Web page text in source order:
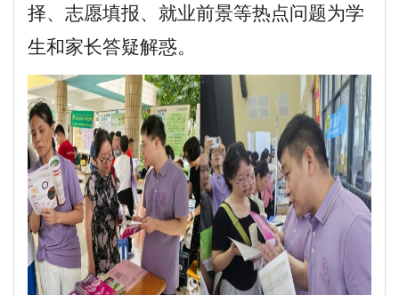
择、志愿填报、就业前景等热点问题为学
生和家长答疑解惑。